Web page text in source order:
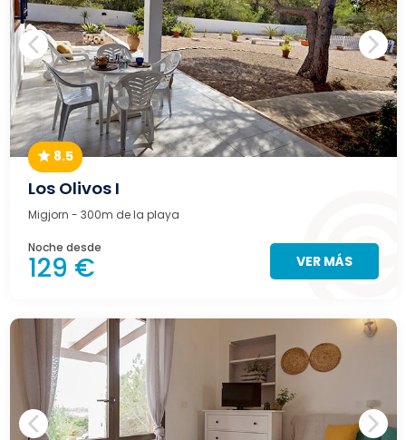
8.5
Los Olivos I
Migjorn - 300m de la playa
Noche desde
129 € VER MÁS